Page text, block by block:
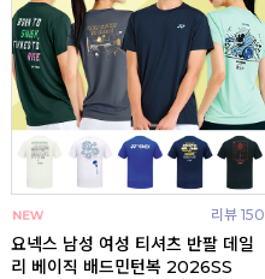
리뷰 150
요넥스 남성 여성 티셔츠 반팔 데일
리 베이직 배드민턴복 2026SS